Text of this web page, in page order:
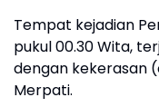
Tempat kejadian
pukul 00.30 Wita,
dengan kekerasan
Merpati.